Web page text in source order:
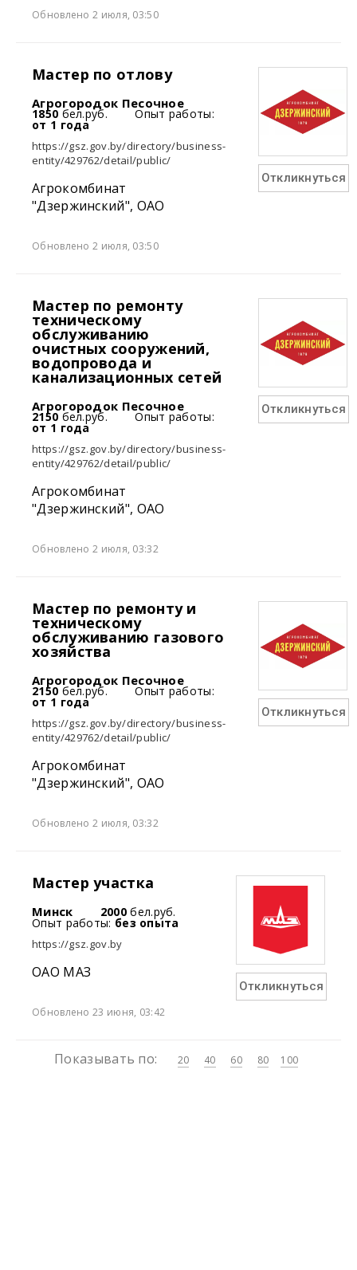
Обновлено 2 июля, 03:50
Мастер по отлову
Агрогородок Песочное
1850 бел.руб. Опыт работы:
от 1 года
https://gsz.gov.by/directory/business-
entity/429762/detail/public/
Агрокомбинат
"Дзержинский", ОАО
Обновлено 2 июля, 03:50
Откликнуться
Мастер по ремонту
техническому
обслуживанию
очистных сооружений,
водопровода и
канализационных сетей
Агрогородок Песочное
2150 бел.руб. Опыт работы:
от 1 года
https://gsz.gov.by/directory/business-
entity/429762/detail/public/
Агрокомбинат
"Дзержинский", ОАО
Обновлено 2 июля, 03:32
Откликнуться
Мастер по ремонту и
техническому
обслуживанию газового
хозяйства
Агрогородок Песочное
2150 бел.руб. Опыт работы:
от 1 года
https://gsz.gov.by/directory/business-
entity/429762/detail/public/
Агрокомбинат
"Дзержинский", ОАО
Обновлено 2 июля, 03:32
Откликнуться
Мастер участка
Минск 2000 бел.руб.
Опыт работы: без опыта
https://gsz.gov.by
ОАО МАЗ
Обновлено 23 июня, 03:42
Откликнуться
Показывать по: 20 40 60 80 100